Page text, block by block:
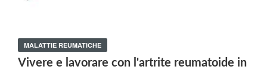
MALATTIE REUMATICHE
Vivere e lavorare con l'artrite reumatoide in